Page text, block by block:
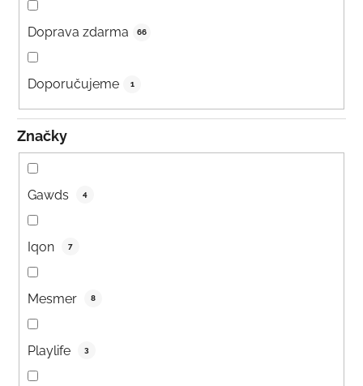
Doprava zdarma 66
Doporučujeme 1
Značky
Gawds 4
Iqon 7
Mesmer 8
Playlife 3